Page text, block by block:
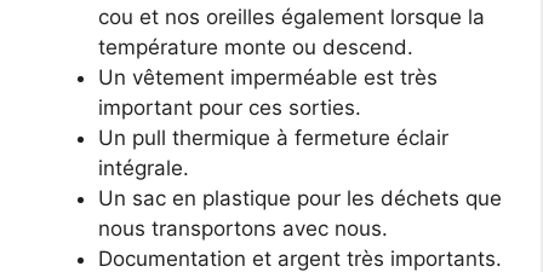
cou et nos oreilles également lorsque la
température monte ou descend.
Un vêtement imperméable est très
important pour ces sorties.
Un pull thermique à fermeture éclair
intégrale.
Un sac en plastique pour les déchets que
nous transportons avec nous.
Documentation et argent très importants.